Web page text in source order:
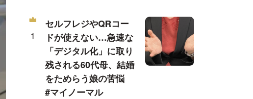
セルフレジやQRコー
ドが使えない…急速な
「デジタル化」に取り
残される60代母、結婚
をためらう娘の苦悩
#マイノーマル